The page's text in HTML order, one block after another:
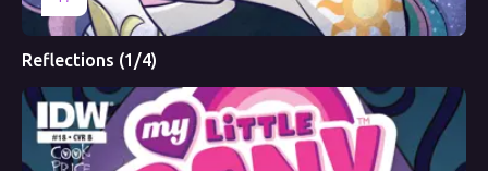
Reflections (1/4)